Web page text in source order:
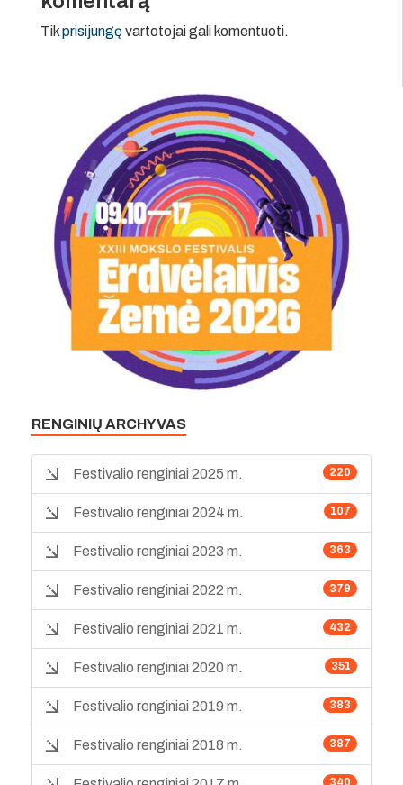
Tikprisijungęvartotojai gali komentuoti.
RENGINIŲ ARCHYVAS
220
Festivalio renginiai 2025 m.
107
Festivalio renginiai 2024 m.
363
Festivalio renginiai 2023 m.
379
Festivalio renginiai 2022 m.
432
Festivalio renginiai 2021 m.
351
Festivalio renginiai 2020 m.
383
Festivalio renginiai 2019 m.
387
Festivalio renginiai 2018 m.